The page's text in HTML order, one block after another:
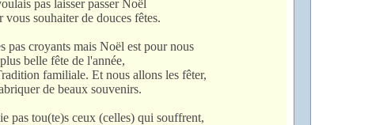
pas laisser passer Noël
vous souhaiter de douces fêtes.
pas croyants mais Noël est pour nous
belle fête de l'année,
familiale. Et nous allons les fêter,
de beaux souvenirs.
pas tou(te)s ceux (celles) qui souffrent,